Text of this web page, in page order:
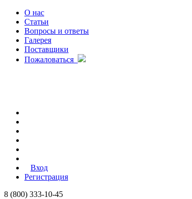
О нас
Статьи
Вопросы и ответы
Галерея
Поставщики
Пожаловаться
Вход
Регистрация
8 (800) 333-10-45